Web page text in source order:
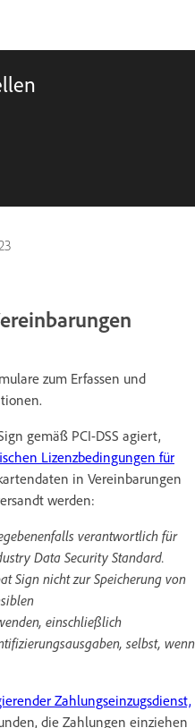
zum Erfassen und
gemäß PCI-DSS agiert,
Lizenzbedingungen für
in Vereinbarungen
werden:
verantwortlich für
Data Security Standard.
Sign nicht zur Speicherung von
einschließlich
selbst, wenn
Zahlungseinzugsdienst,
die Zahlungen einziehen